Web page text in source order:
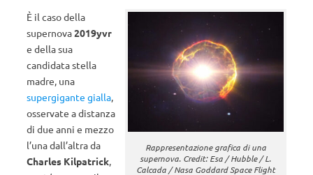
Rappresentazione grafica di una
supernova. Credit: Esa / Hubble / L.
Calcada / Nasa Goddard Space Flight
È il caso della
supernova2019yvr
e della sua
candidata stella
madre, una
supergigante gialla,
osservate a distanza
di due anni e mezzo
l’una dall’altra da
Charles Kilpatrick,